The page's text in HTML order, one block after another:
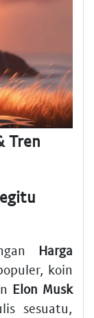
Tren
Harga
koin
Elon Musk
sesuatu,